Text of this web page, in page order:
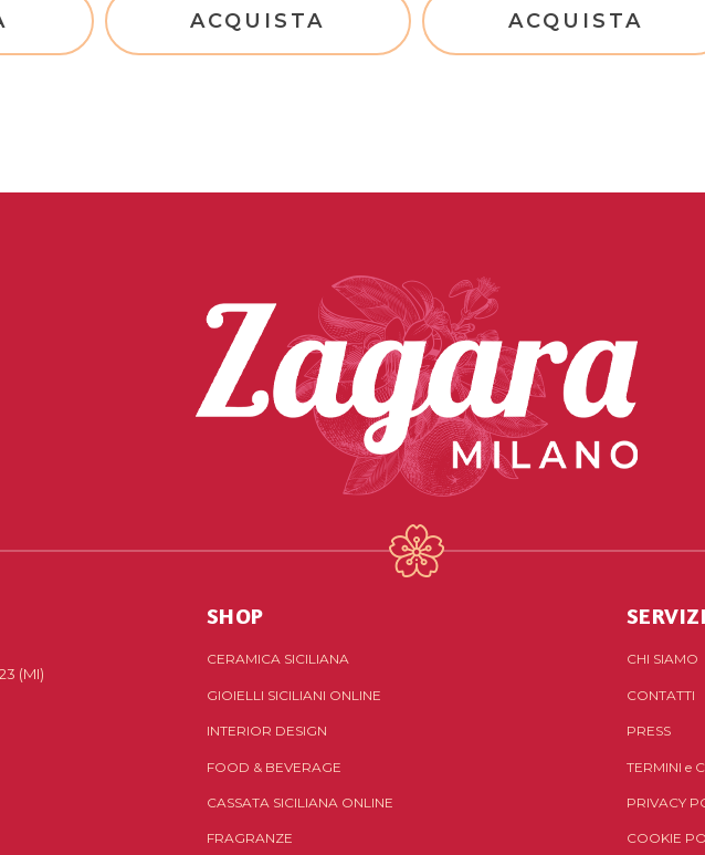
ACQUISTA ACQUISTA
(MI)
SHOP
CERAMICA SICILIANA
GIOIELLI SICILIANI ONLINE
INTERIOR DESIGN
FOOD & BEVERAGE
CASSATA SICILIANA ONLINE
FRAGRANZE
SERVIZI
CHI SIAMO
CONTATTI
PRESS
TERMINI e
PRIVACY
COOKIE